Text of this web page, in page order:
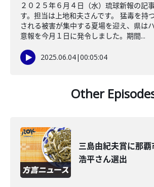
２０２５年６月４日（水）琉球新報の記
す。担当は上地和夫さんです。 猛毒を持
される被害が集中する夏場を迎え、県は
意報を今月１日に発令しました。期間...
2025.06.04|00:05:04
Other
三島由紀夫賞に那
浩平さん選出